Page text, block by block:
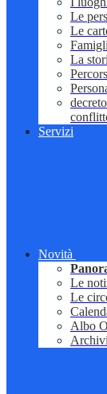
Le
Le
La
Servizi
Novità
Le
Le
Albo